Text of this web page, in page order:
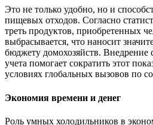
Это не только удобно, но и
пищевых отходов. Согласно
треть продуктов, приобретенных
выбрасывается, что наносит
бюджету домохозяйств.
учета помогает сократить этот
условиях глобальных вызовов по
Экономия времени и денег
Роль умных холодильников в